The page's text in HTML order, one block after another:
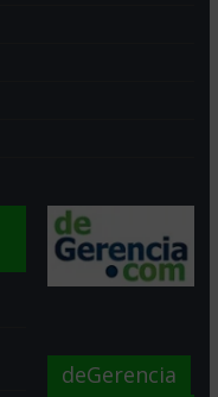
deGerencia